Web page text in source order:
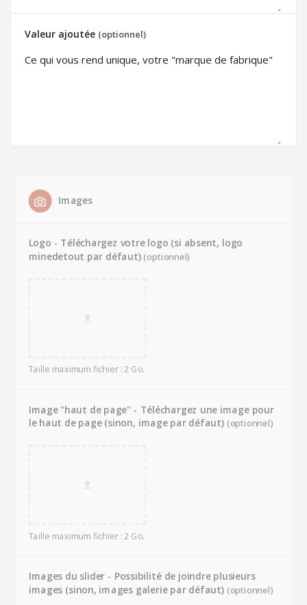
Valeur ajoutée (optionnel)
Images
Logo - Téléchargez votre logo (si absent, logo
minedetout par défaut)(optionnel)
Taille maximum fichier : 2 Go.
Image "haut de page" - Téléchargez une image pour
le haut de page (sinon, image par défaut) (optionnel)
Taille maximum fichier : 2 Go.
Images du slider - Possibilité de joindre plusieurs
images (sinon, images galerie par défaut) (optionnel)